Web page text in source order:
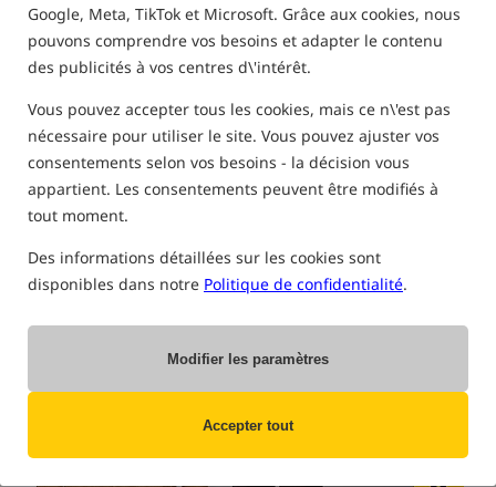
Google, Meta, TikTok et Microsoft. Grâce aux cookies, nous
pouvons comprendre vos besoins et adapter le contenu
des publicités à vos centres d\'intérêt.
Vous pouvez accepter tous les cookies, mais ce n\'est pas
nécessaire pour utiliser le site. Vous pouvez ajuster vos
consentements selon vos besoins - la décision vous
appartient. Les consentements peuvent être modifiés à
tout moment.
Des informations détaillées sur les cookies sont
disponibles dans notre Politique de confidentialité.
Modifier les paramètres
Accepter tout
FILTRE
GILETS DE SAUVETAGE ET DE SÉCURITÉ